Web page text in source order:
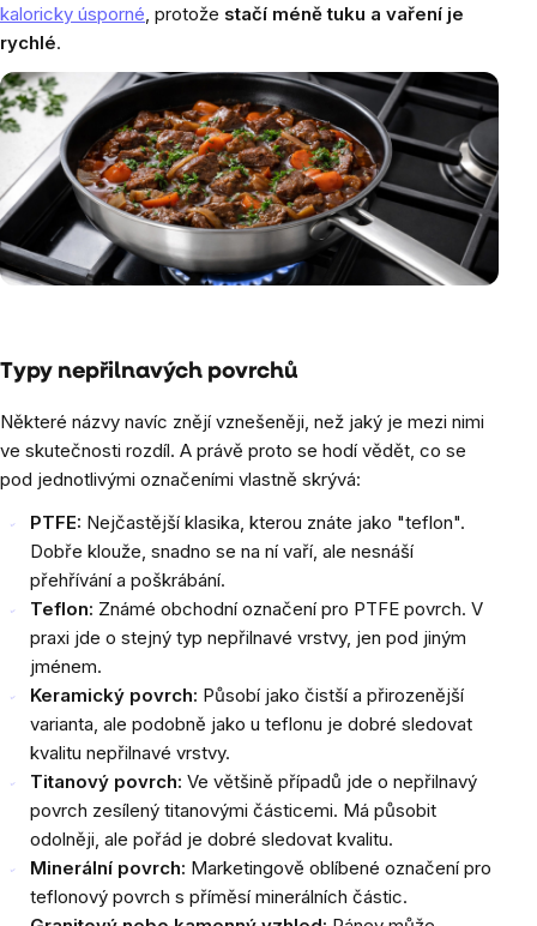
kaloricky úsporné , protože stačí méně tuku a vaření je
rychlé.
Typy nepřilnavých povrchů
Některé názvy navíc znějí vznešeněji, než jaký je mezi nimi
ve skutečnosti rozdíl. A právě proto se hodí vědět, co se
pod jednotlivými označeními vlastně skrývá:
PTFE: Nejčastější klasika, kterou znáte jako "teflon".
Dobře klouže, snadno se na ní vaří, ale nesnáší
přehřívání a poškrábání.
Teflon: Známé obchodní označení pro PTFE povrch. V
praxi jde o stejný typ nepřilnavé vrstvy, jen pod jiným
jménem.
Keramický povrch: Působí jako čistší a přirozenější
varianta, ale podobně jako u teflonu je dobré sledovat
kvalitu nepřilnavé vrstvy.
Titanový povrch: Ve většině případů jde o nepřilnavý
povrch zesílený titanovými částicemi. Má působit
odolněji, ale pořád je dobré sledovat kvalitu.
Minerální povrch: Marketingově oblíbené označení pro
teflonový povrch s příměsí minerálních částic.